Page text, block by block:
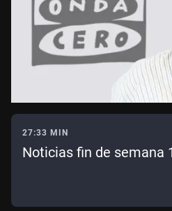
27:33 MIN
Noticias fin de semana